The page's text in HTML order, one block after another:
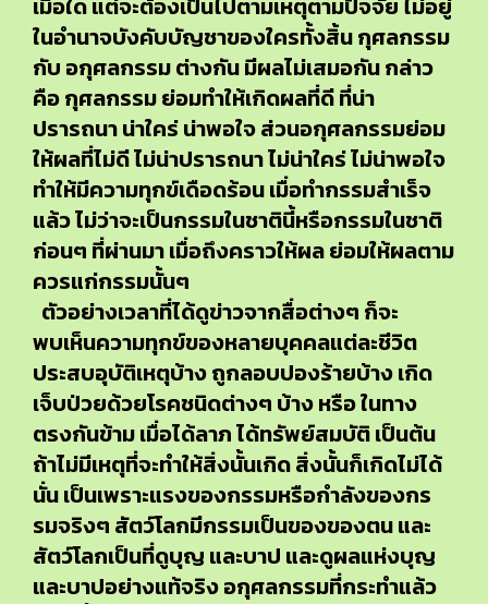
เมื่อใด แต่จะต้องเป็นไปตามเหตุตามปัจจัย ไม่อยู่
ในอำนาจบังคับบัญชาของใครทั้งสิ้น กุศลกรรม
กับ อกุศลกรรม ต่างกัน มีผลไม่เสมอกัน กล่าว
คือ กุศลกรรม ย่อมทำให้เกิดผลที่ดี ที่น่า
ปรารถนา น่าใคร่ น่าพอใจ ส่วนอกุศลกรรมย่อม
ให้ผลที่ไม่ดี ไม่น่าปรารถนา ไม่น่าใคร่ ไม่น่าพอใจ
ทำให้มีความทุกข์เดือดร้อน เมื่อทำกรรมสำเร็จ
แล้ว ไม่ว่าจะเป็นกรรมในชาตินี้หรือกรรมในชาติ
ก่อนๆ ที่ผ่านมา เมื่อถึงคราวให้ผล ย่อมให้ผลตาม
ควรแก่กรรมนั้นๆ
ตัวอย่างเวลาที่ได้ดูข่าวจากสื่อต่างๆ ก็จะ
พบเห็นความทุกข์ของหลายบุคคลแต่ละชีวิต
ประสบอุบัติเหตุบ้าง ถูกลอบปองร้ายบ้าง เกิด
เจ็บป่วยด้วยโรคชนิดต่างๆ บ้าง หรือ ในทาง
ตรงกันข้าม เมื่อได้ลาภ ได้ทรัพย์สมบัติ เป็นต้น
ถ้าไม่มีเหตุที่จะทำให้สิ่งนั้นเกิด สิ่งนั้นก็เกิดไม่ได้
นั่น เป็นเพราะแรงของกรรมหรือกำลังของกร
รมจริงๆ สัตว์โลกมีกรรมเป็นของของตน และ
สัตว์โลกเป็นที่ดูบุญ และบาป และดูผลแห่งบุญ
และบาปอย่างแท้จริง อกุศลกรรมที่กระทำแล้ว